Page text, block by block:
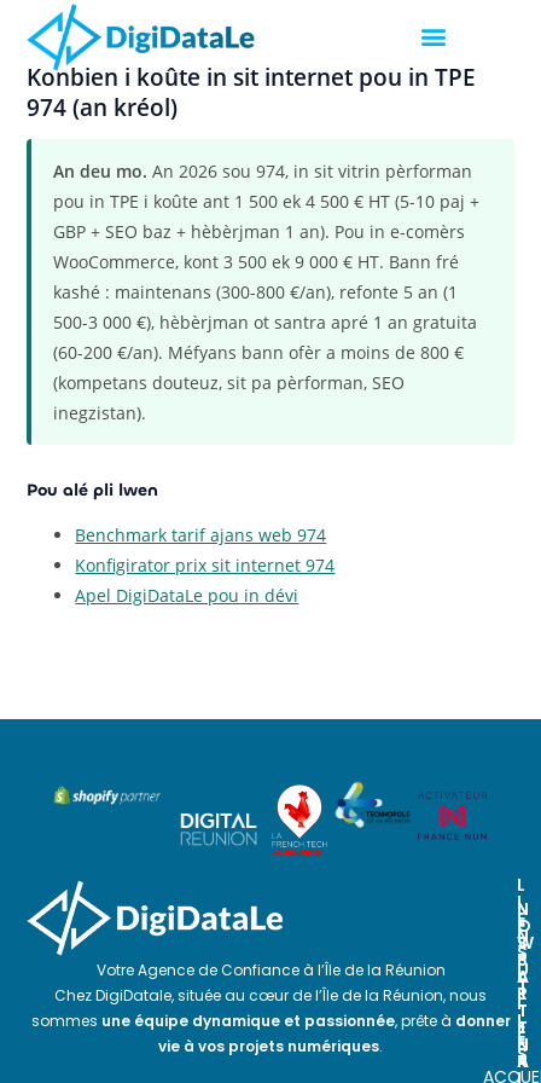
Konbien i koûte in sit internet pou in TPE
974 (an kréol)
An deu mo. An 2026 sou 974, in sit vitrin pèrforman
pou in TPE i koûte ant 1 500 ek 4 500 € HT (5-10 paj +
GBP + SEO baz + hèbèrjman 1 an). Pou in e-comèrs
WooCommerce, kont 3 500 ek 9 000 € HT. Bann fré
kashé : maintenans (300-800 €/an), refonte 5 an (1
500-3 000 €), hèbèrjman ot santra apré 1 an gratuita
(60-200 €/an). Méfyans bann ofèr a moins de 800 €
(kompetans douteuz, sit pa pèrforman, SEO
inegzistan).
Pou alé pli lwen
Benchmark tarif ajans web 974
Konfigirator prix sit internet 974
Apel DigiDataLe pou in dévi
Votre Agence de Confiance à l’Île de la Réunion
Chez DigiDatale, située au cœur de l’Île de la Réunion, nous
sommes une équipe dynamique et passionnée, prête à donner
vie à vos projets numériques.
L
I
E
N
S
U
T
I
L
E
S
N
O
S
P
A
R
T
E
N
A
N
E
W
S
L
E
T
T
E
R